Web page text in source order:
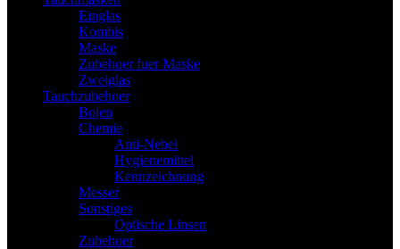
Einglas
Kombis
Maske
Zubehoer fuer Maske
Zweiglas
Tauchzubehoer
Bojen
Chemie
Anti-Nebel
Hygienemittel
Kennzeichnung
Messer
Sonstiges
Optische Linsen
Zubehoer